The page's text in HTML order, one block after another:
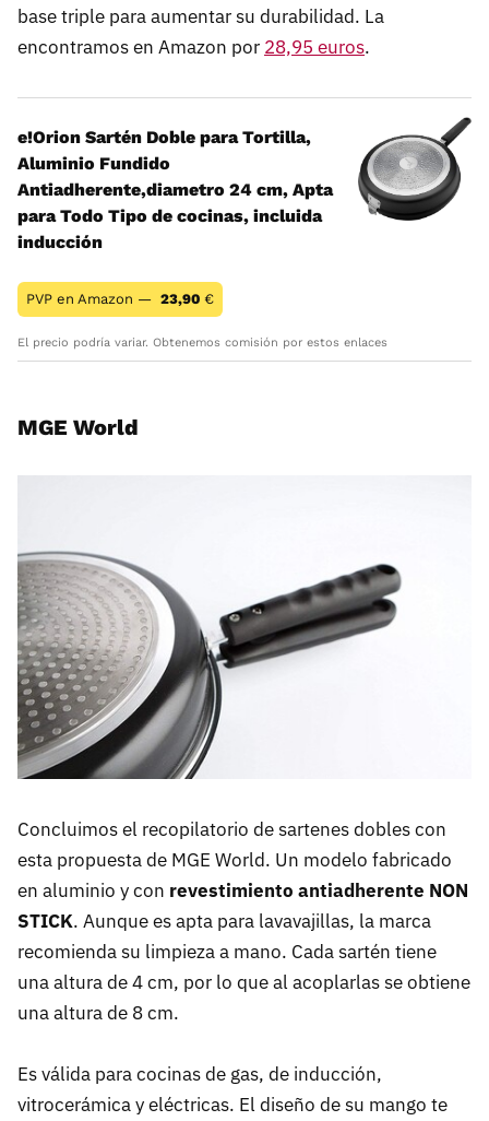
base triple para aumentar su durabilidad. La
encontramos en Amazon por 28,95 euros.
e!Orion Sartén Doble para Tortilla,
Aluminio Fundido
Antiadherente,diametro 24 cm, Apta
para Todo Tipo de cocinas, incluida
inducción
PVP en Amazon — 23,90 €
El precio podría variar. Obtenemos comisión por estos enlaces
MGE World
Concluimos el recopilatorio de sartenes dobles con
esta propuesta de MGE World. Un modelo fabricado
en aluminio y con revestimiento antiadherente NON
STICK. Aunque es apta para lavavajillas, la marca
recomienda su limpieza a mano. Cada sartén tiene
una altura de 4 cm, por lo que al acoplarlas se obtiene
una altura de 8 cm.
Es válida para cocinas de gas, de inducción,
vitrocerámica y eléctricas. El diseño de su mango te